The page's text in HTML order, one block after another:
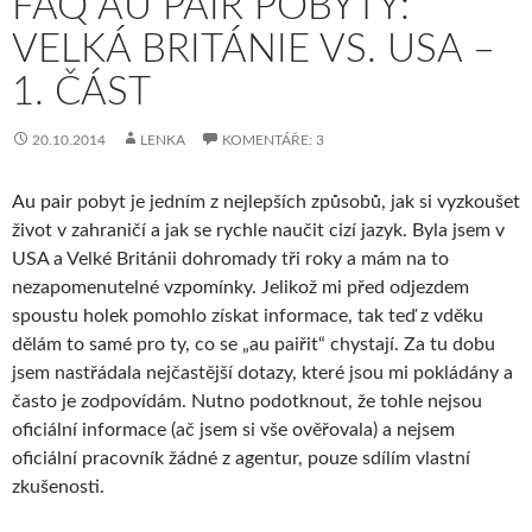
VELKÁ BRITÁNIE VS. USA –
1. ČÁST
20.10.2014 LENKA KOMENTÁŘE: 3
Au pair pobyt je jedním z nejlepších způsobů, jak si vyzkoušet
život v zahraničí a jak se rychle naučit cizí jazyk. Byla jsem v
USA a Velké Británii dohromady tři roky a mám na to
nezapomenutelné vzpomínky. Jelikož mi před odjezdem
spoustu holek pomohlo získat informace, tak teď z vděku
dělám to samé pro ty, co se „au paiřit“ chystají. Za tu dobu
jsem nastřádala nejčastější dotazy, které jsou mi pokládány a
často je zodpovídám. Nutno podotknout, že tohle nejsou
oficiální informace (ač jsem si vše ověřovala) a nejsem
oficiální pracovník žádné z agentur, pouze sdílím vlastní
zkušenosti.